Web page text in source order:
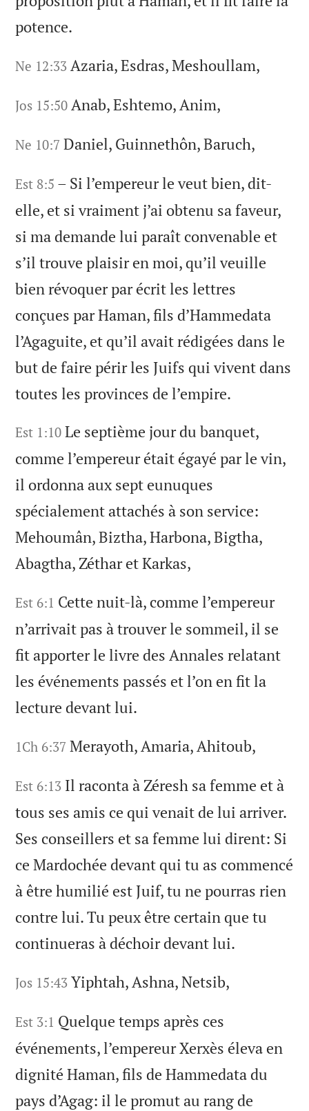
potence.
Ne 12:33 Azaria, Esdras, Meshoullam,
Jos 15:50 Anab, Eshtemo, Anim,
Ne 10:7 Daniel, Guinnethôn, Baruch,
Est 8:5 – Si l’empereur le veut bien, dit-
elle, et si vraiment j’ai obtenu sa faveur,
si ma demande lui paraît convenable et
s’il trouve plaisir en moi, qu’il veuille
bien révoquer par écrit les lettres
conçues par Haman, fils d’Hammedata
l’Agaguite, et qu’il avait rédigées dans le
but de faire périr les Juifs qui vivent dans
toutes les provinces de l’empire.
Est 1:10 Le septième jour du banquet,
comme l’empereur était égayé par le vin,
il ordonna aux sept eunuques
spécialement attachés à son service:
Mehoumân, Biztha, Harbona, Bigtha,
Abagtha, Zéthar et Karkas,
Est 6:1 Cette nuit-là, comme l’empereur
n’arrivait pas à trouver le sommeil, il se
fit apporter le livre des Annales relatant
les événements passés et l’on en fit la
lecture devant lui.
1Ch 6:37 Merayoth, Amaria, Ahitoub,
Est 6:13 Il raconta à Zéresh sa femme et à
tous ses amis ce qui venait de lui arriver.
Ses conseillers et sa femme lui dirent: Si
ce Mardochée devant qui tu as commencé
à être humilié est Juif, tu ne pourras rien
contre lui. Tu peux être certain que tu
continueras à déchoir devant lui.
Jos 15:43 Yiphtah, Ashna, Netsib,
Est 3:1 Quelque temps après ces
événements, l’empereur Xerxès éleva en
dignité Haman, fils de Hammedata du
pays d’Agag: il le promut au rang de